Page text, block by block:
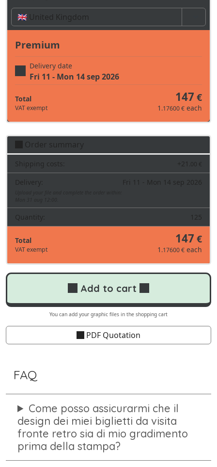
Time, costs and taxes can vary depending on the
region and products contained in the cart
Premium
Delivery date
Fri 11 - Mon 14 sep 2026
Total
VAT exempt
147 €
1 .17600 € each
Order summary
Shipping costs: +21 .00 €
Delivery: Fri 11 - Mon 14 sep 2026
Quantity: 125
Total
VAT exempt
147 €
1 .17600 € each
Add to cart
You can add your graphic files in the shopping cart
PDF Quotation
FAQ
Come posso assicurarmi che il
design dei miei biglietti da visita
fronte retro sia di mio gradimento
prima della stampa?